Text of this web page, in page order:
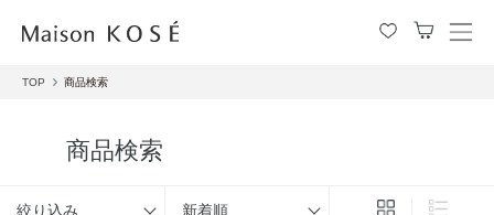
メ
TOP 商品検索
商品検索
絞り込み 新着順